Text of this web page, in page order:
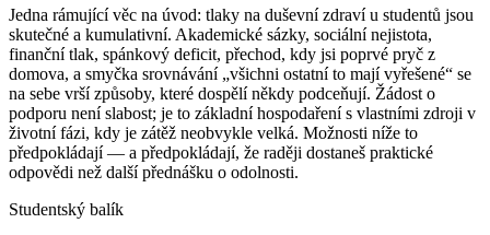
Jedna rámující věc na úvod: tlaky na duševní zdraví u studentů jsou
skutečné a kumulativní. Akademické sázky, sociální nejistota,
finanční tlak, spánkový deficit, přechod, kdy jsi poprvé pryč z
domova, a smyčka srovnávání „všichni ostatní to mají vyřešené“ se
na sebe vrší způsoby, které dospělí někdy podceňují. Žádost o
podporu není slabost; je to základní hospodaření s vlastními zdroji v
životní fázi, kdy je zátěž neobvykle velká. Možnosti níže to
předpokládají — a předpokládají, že raději dostaneš praktické
odpovědi než další přednášku o odolnosti.
Studentský balík